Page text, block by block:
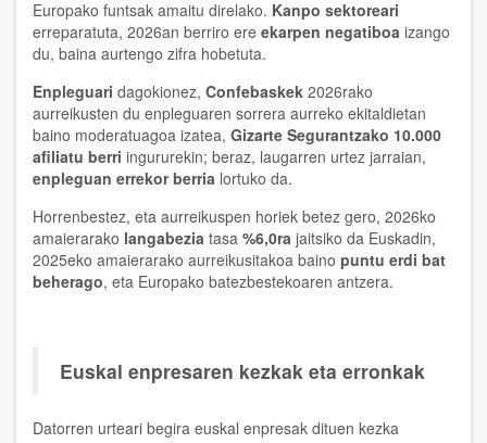
Europako funtsak amaitu direlako. Kanpo sektoreari
erreparatuta, 2026an berriro ere ekarpen negatiboa izango
du, baina aurtengo zifra hobetuta.
Enpleguari dagokionez, Confebaskek 2026rako
aurreikusten du enpleguaren sorrera aurreko ekitaldietan
baino moderatuagoa izatea, Gizarte Segurantzako 10.000
afiliatu berri ingururekin; beraz, laugarren urtez jarraian,
enpleguan errekor berria lortuko da.
Horrenbestez, eta aurreikuspen horiek betez gero, 2026ko
amaierarako langabezia tasa %6,0ra jaitsiko da Euskadin,
2025eko amaierarako aurreikusitakoa baino puntu erdi bat
beherago, eta Europako batezbestekoaren antzera.
Euskal enpresaren kezkak eta erronkak
Datorren urteari begira euskal enpresak dituen kezka